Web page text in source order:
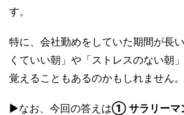
す。
特に、会社勤めをしていた期間が長
くていい朝」や「ストレスのない朝
覚えることもあるのかもしれません。
▶なお、今回の答えは① サラリーマ